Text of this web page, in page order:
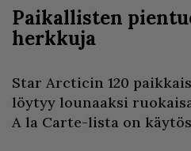
Paikallisten
herkkuja
Star Arcticin 120
löytyy lounaaksi
A la Carte-lista on